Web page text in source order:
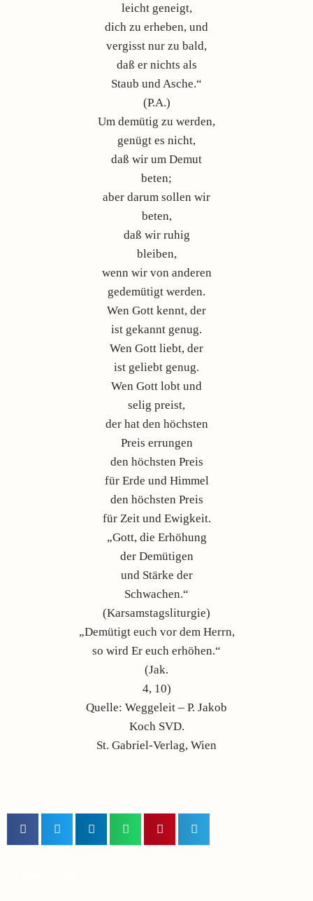
leicht geneigt,
dich zu erheben, und
vergisst nur zu bald,
daß er nichts als
Staub und Asche.“
(P.A.)
Um demütig zu werden,
genügt es nicht,
daß wir um Demut
beten;
aber darum sollen wir
beten,
daß wir ruhig
bleiben,
wenn wir von anderen
gedemütigt werden.
Wen Gott kennt, der
ist gekannt genug.
Wen Gott liebt, der
ist geliebt genug.
Wen Gott lobt und
selig preist,
der hat den höchsten
Preis errungen
den höchsten Preis
für Erde und Himmel
den höchsten Preis
für Zeit und Ewigkeit.
„Gott, die Erhöhung
der Demütigen
und Stärke der
Schwachen.“
(Karsamstagsliturgie)
„Demütigt euch vor dem Herrn,
so wird Er euch erhöhen.“
(Jak.
4, 10)
Quelle: Weggeleit – P. Jakob
Koch SVD.
St. Gabriel-Verlag, Wien